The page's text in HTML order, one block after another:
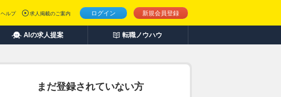
ログイン 新規会員登録
ヘルプ 求人掲載のご案内
AIの求人提案 転職ノウハウ
まだ登録されていない方